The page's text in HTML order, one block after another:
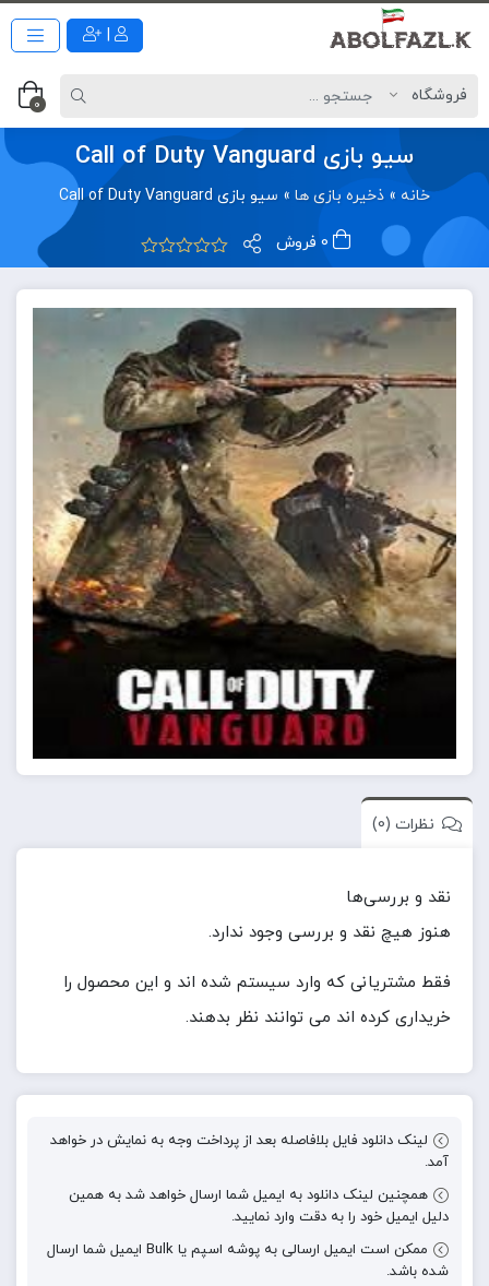
0
سیو بازی Call of Duty Vanguard
خانه » ذخیره بازی ها » سیو بازی Call of Duty Vanguard
نظرات (0)
نقد و بررسی‌ها
هنوز هیچ نقد و بررسی وجود ندارد.
فقط مشتریانی که وارد سیستم شده اند و این محصول را
خریداری کرده اند می توانند نظر بدهند.
لینک دانلود فایل بلافاصله بعد از پرداخت وجه به نمایش در خواهد
آمد.
همچنین لینک دانلود به ایمیل شما ارسال خواهد شد به همین
دلیل ایمیل خود را به دقت وارد نمایید.
ممکن است ایمیل ارسالی به پوشه اسپم یا Bulk ایمیل شما ارسال
شده باشد.